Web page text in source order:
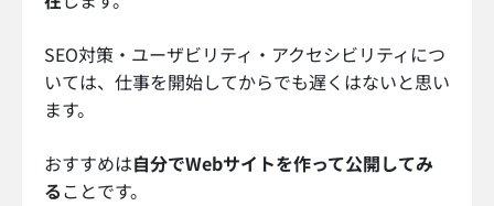
SEO対策・ユーザビリティ・アクセシビリティにつ
いては、仕事を開始してからでも遅くはないと思い
ます。
おすすめは自分でWebサイトを作って公開してみ
ることです。